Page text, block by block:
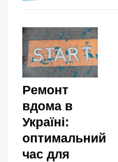
Ремонт
вдома в
Україні:
оптимальний
час для